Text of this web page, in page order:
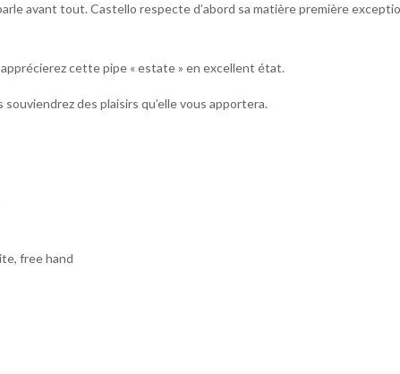
avant tout. Castello respecte d’abord sa matière première
cette pipe « estate » en excellent état.
des plaisirs qu’elle vous apportera.
free hand